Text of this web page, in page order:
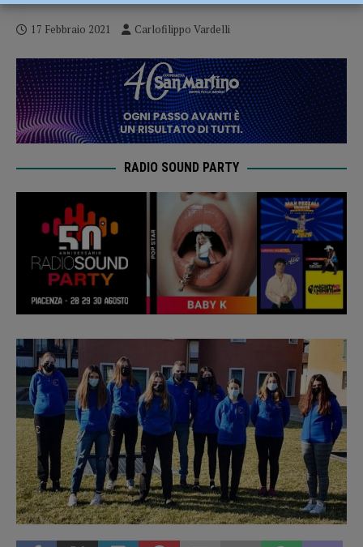
17 Febbraio 2021 Carlofilippo Vardelli
RADIO SOUND PARTY